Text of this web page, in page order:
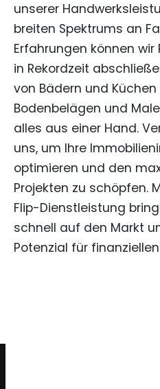
unserer
breiten Spektrums an
Erfahrungen können
in Rekordzeit
von Bädern und Küchen
Bodenbelägen und
alles aus einer Hand.
uns, um Ihre
optimieren und den
Projekten zu schöpfen.
Flip-Dienstleistung
schnell auf den Markt
Potenzial für